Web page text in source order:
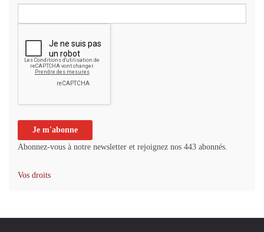
Abonnez-vous à notre newsletter et rejoignez nos 443 abonnés.
Vos droits